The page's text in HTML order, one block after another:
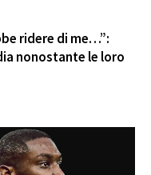
ridere di me…”:
nonostante le loro